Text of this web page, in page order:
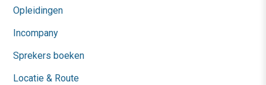
Opleidingen
Incompany
Sprekers boeken
Locatie & Route